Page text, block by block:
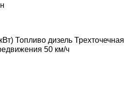
Топливо дизель Трехточечная
50 км/ч